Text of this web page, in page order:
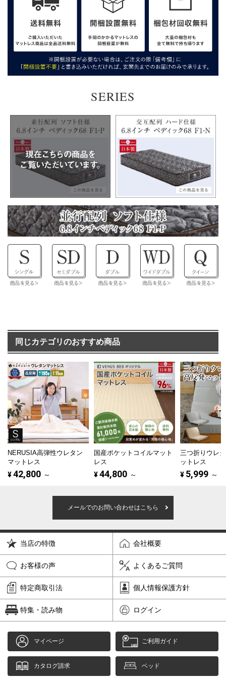
SERIES
同じカテゴリのおすすめ商品
NERUSIA高弾性ウレタン
マットレス
¥42,800 ～
国産ポケットコイルマット
レス
¥44,800 ～
三つ折りウレ
ットレス
¥ 5,999 ～
メールでのお問い合わせはこちら
当店の特徴 会社概要
お客様の声 よくあるご質問
特定商取引法 個人情報保護方針
特集・読み物 ログイン
マイページ ご利用ガイド
カタログ請求 ベッド